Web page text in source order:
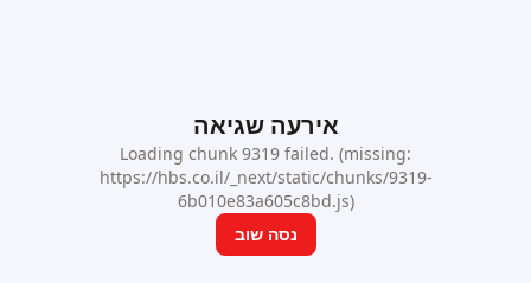
אירעה שגיאה
Loading chunk 9319 failed. (missing:
https://hbs.co.il/_next/static/chunks/9319-
6b010e83a605c8bd.js)